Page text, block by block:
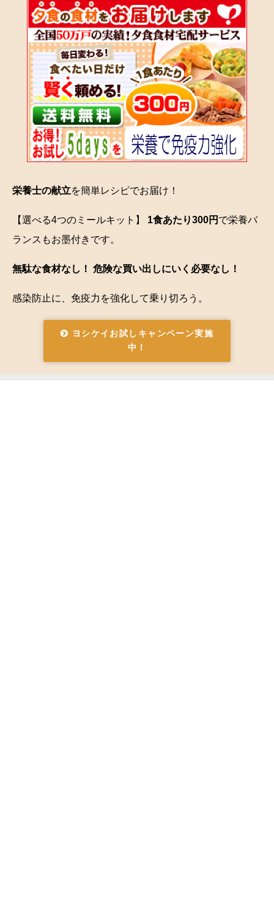
栄養士の献立を簡単レシピでお届け！
【選べる4つのミールキット】 1食あたり300円 で栄養バ
ランスもお墨付きです。
無駄な食材なし！ 危険な買い出しにいく必要なし！
感染防止に、免疫力を強化して乗り切ろう。
ヨシケイお試しキャンペーン実施
中！